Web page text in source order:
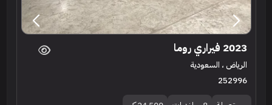
2023 فيراري روما
الرياض ، السعودية
252996